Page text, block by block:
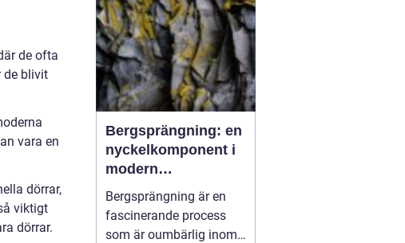
de ofta
de blivit
vara en
dörrar,
viktigt
dörrar.
förutsättningar att ta
hänsyn till: vind, salt luft,
t...
Bergsprängning: en
nyckelkomponent i
modern
konstruktion
Bergsprängning är en
fascinerande process
som är oumbärlig inom